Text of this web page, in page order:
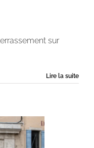
sur
Lire la suite